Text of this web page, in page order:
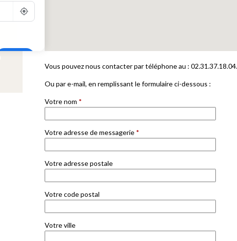
Vous pouvez nous contacter par téléphone au : 02.31.37.18.04.
Ou par e-mail, en remplissant le formulaire ci-dessous :
Votre nom *
Votre adresse de messagerie *
Votre adresse postale
Votre code postal
Votre ville